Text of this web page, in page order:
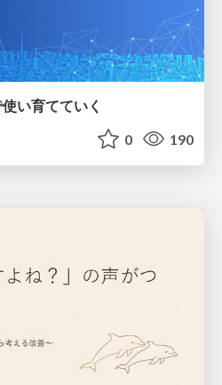
い育てていく
0 190